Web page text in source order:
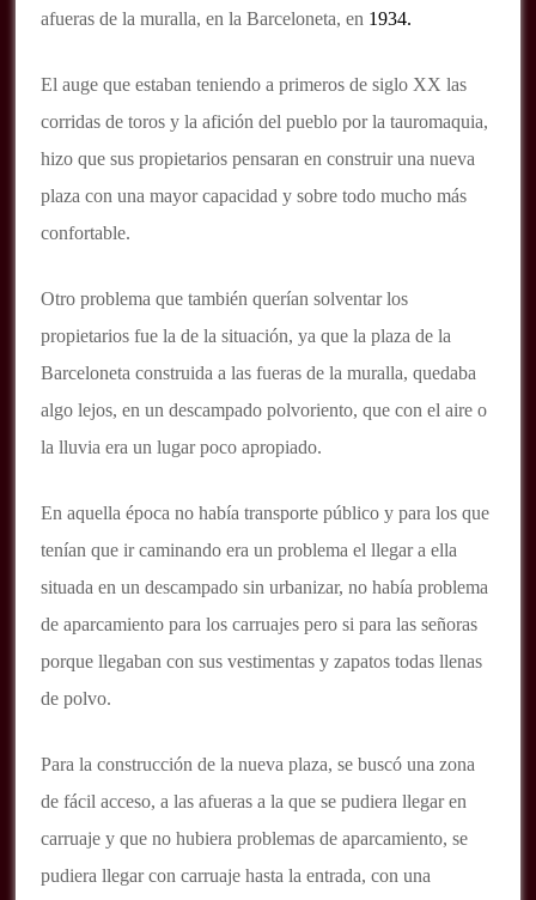
afueras de la muralla, en la Barceloneta, en 1934.
El auge que estaban teniendo a primeros de siglo XX las
corridas de toros y la afición del pueblo por la tauromaquia,
hizo que sus propietarios pensaran en construir una nueva
plaza con una mayor capacidad y sobre todo mucho más
confortable.
Otro problema que también querían solventar los
propietarios fue la de la situación, ya que la plaza de la
Barceloneta construida a las fueras de la muralla, quedaba
algo lejos, en un descampado polvoriento, que con el aire o
la lluvia era un lugar poco apropiado.
En aquella época no había transporte público y para los que
tenían que ir caminando era un problema el llegar a ella
situada en un descampado sin urbanizar, no había problema
de aparcamiento para los carruajes pero si para las señoras
porque llegaban con sus vestimentas y zapatos todas llenas
de polvo.
Para la construcción de la nueva plaza, se buscó una zona
de fácil acceso, a las afueras a la que se pudiera llegar en
carruaje y que no hubiera problemas de aparcamiento, se
pudiera llegar con carruaje hasta la entrada, con una